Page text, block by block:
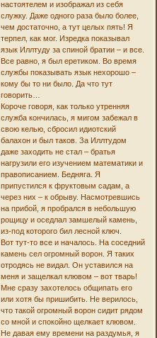
настоятелем и изображал из себя
служку. Даже одного раза было более,
чем достаточно, а тут целых пять! Я
терпел, как мог. Изредка показывал
язык Иллтуду за спиной братии – и все.
Все равно, я был еретиком. Во время
службы показывать язык нехорошо –
кому бы то ни было. Да что тут
говорить…
Короче говоря, как только утренняя
служба кончилась, я мигом забежал в
свою келью, сбросил идиотский
балахон и был таков. За Иллтудом
даже заходить не стал – братья
нагрузили его изучением математики и
правописанием. Бедняга. Я
припустился к фруктовым садам, а
через них – к обрыву. Насмотревшись
на прибой, я пробрался в небольшую
рощицу и оседлал замшелый камень,
из-под которого бил лесной ключ.
Вот тут-то все и началось. На соседний
камень сел огромный ворон. Я таких
отродясь не видал. Он уставился на
меня и защелкал клювом – вот тварь!
Мне сразу захотелось общипать его
или хотя бы пришибить. Не верилось,
что такой огромный ворон сидит рядом
со мной и спокойно щелкает клювом.
Не давая ему времени на раздумья, я